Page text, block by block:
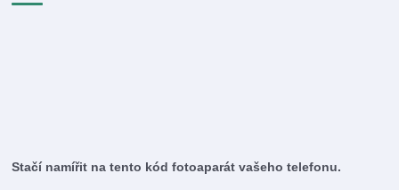
Stačí namířit na tento kód fotoaparát vašeho telefonu.